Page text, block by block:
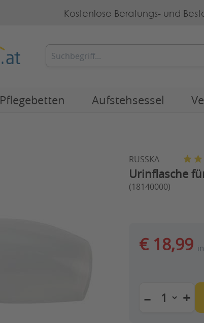
Kostenlose Beratungs- und
Pflegebetten Aufstehsessel
RUSSKA
Urinflasche
(18140000)
€ 18,99
− +